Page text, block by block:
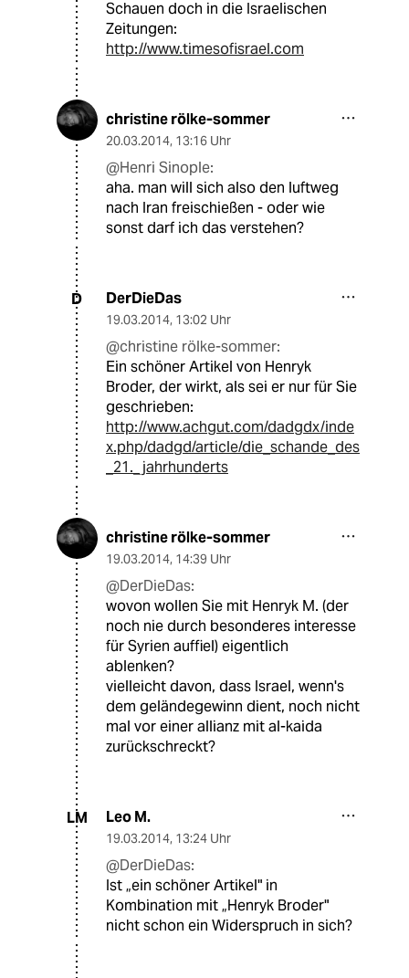
Schauen doch in die Israelischen
Zeitungen:
http://www.timesofisrael.com
christine rölke-sommer
20.03.2014, 13:16 Uhr
@Henri Sinople:
aha. man will sich also den luftweg
nach Iran freischießen - oder wie
sonst darf ich das verstehen?
D DerDieDas
19.03.2014, 13:02 Uhr
@christine rölke-sommer:
Ein schöner Artikel von Henryk
Broder, der wirkt, als sei er nur für Sie
geschrieben:
http://www.achgut.com/dadgdx/inde
x.php/dadgd/article/die_schande_des
_21._jahrhunderts
christine rölke-sommer
19.03.2014, 14:39 Uhr
@DerDieDas:
wovon wollen Sie mit Henryk M. (der
noch nie durch besonderes interesse
für Syrien auffiel) eigentlich
ablenken?
vielleicht davon, dass Israel, wenn's
dem geländegewinn dient, noch nicht
mal vor einer allianz mit al-kaida
zurückschreckt?
LM Leo M.
19.03.2014, 13:24 Uhr
@DerDieDas:
Ist „ein schöner Artikel" in
Kombination mit „Henryk Broder"
nicht schon ein Widerspruch in sich?